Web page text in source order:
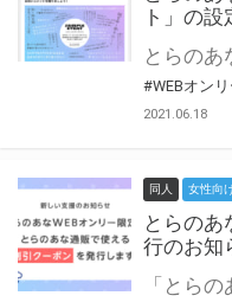
ト」の
#WEBオンリ
2021.06.18
同人 女性向
とらのあ
行のお知